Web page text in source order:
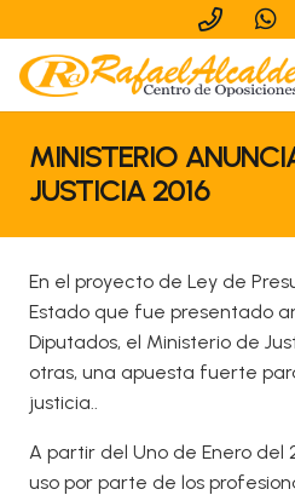
MINISTERIO
JUSTICIA 2016
En el proyecto de Ley de
Estado que fue presentado
Diputados, el Ministerio de
otras, una apuesta fuerte
justicia..
A partir del Uno de Enero del
uso por parte de los